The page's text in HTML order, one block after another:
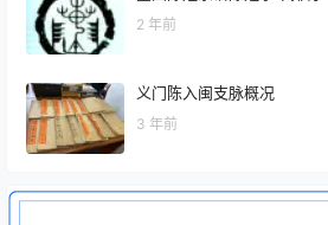
2 年前
义门陈入闽支脉概况
3 年前